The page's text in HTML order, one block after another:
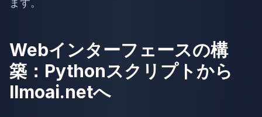
ます。
Webインターフェースの構
築：Pythonスクリプトから
llmoai.netへ